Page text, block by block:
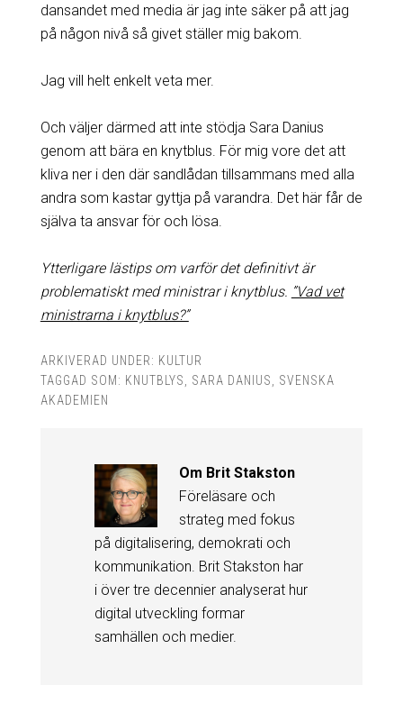
dansandet med media är jag inte säker på att jag
på någon nivå så givet ställer mig bakom.
Jag vill helt enkelt veta mer.
Och väljer därmed att inte stödja Sara Danius
genom att bära en knytblus. För mig vore det att
kliva ner i den där sandlådan tillsammans med alla
andra som kastar gyttja på varandra. Det här får de
själva ta ansvar för och lösa.
Ytterligare lästips om varför det definitivt är
problematiskt med ministrar i knytblus. ”Vad vet
ministrarna i knytblus?”
ARKIVERAD UNDER: KULTUR
TAGGAD SOM: KNUTBLYS SARA DANIUS
SVENSKA
AKADEMIEN
Om Brit Stakston
Föreläsare och
strateg med fokus
på digitalisering, demokrati och
kommunikation. Brit Stakston har
i över tre decennier analyserat hur
digital utveckling formar
samhällen och medier.